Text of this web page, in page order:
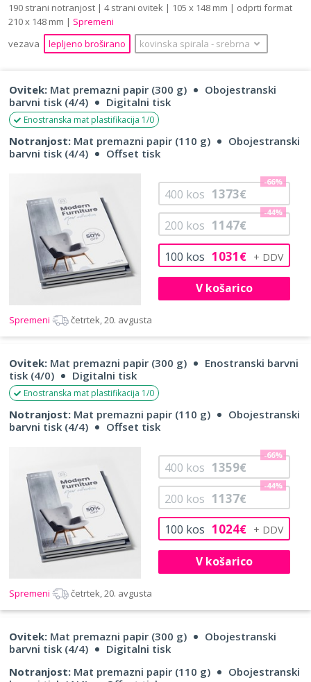
190 strani notranjost | 4 strani ovitek | 105 x 148 mm | odprti format
210 x 148 mm | Spremeni
vezava
lepljeno broširano kovinska spirala ‐ srebrna
Ovitek: Mat premazni papir (300 g)
Obojestranski
barvni tisk (4/4)
Digitalni tisk
Enostranska mat plastifikacija 1/0
Notranjost: Mat premazni papir (110 g)
Obojestranski
barvni tisk (4/4)
Offset tisk
100 kos 1031€
200 kos 1147€
-44%
400 kos 1373€
-66%
V košarico
Spremeni četrtek, 20. avgusta
Ovitek: Mat premazni papir (300 g)
Enostranski barvni
tisk (4/0)
Digitalni tisk
Enostranska mat plastifikacija 1/0
Notranjost: Mat premazni papir (110 g)
Obojestranski
barvni tisk (4/4)
Offset tisk
100 kos 1024€
200 kos 1137€
-44%
400 kos 1359€
-66%
V košarico
Spremeni četrtek, 20. avgusta
Ovitek: Mat premazni papir (300 g)
Obojestranski
barvni tisk (4/4)
Digitalni tisk
Notranjost: Mat premazni papir (110 g)
Obojestranski